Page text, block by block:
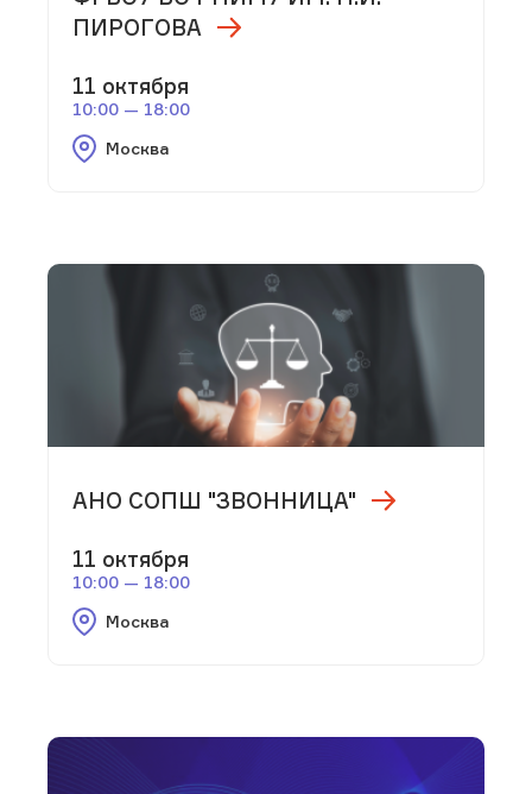
ПИРОГОВА
11 октября
10:00 — 18:00
Москва
АНО СОПШ "ЗВОННИЦА"
11 октября
10:00 — 18:00
Москва